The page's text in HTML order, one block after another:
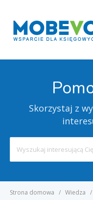
Skorzystaj z
Strona domowa Wiedza